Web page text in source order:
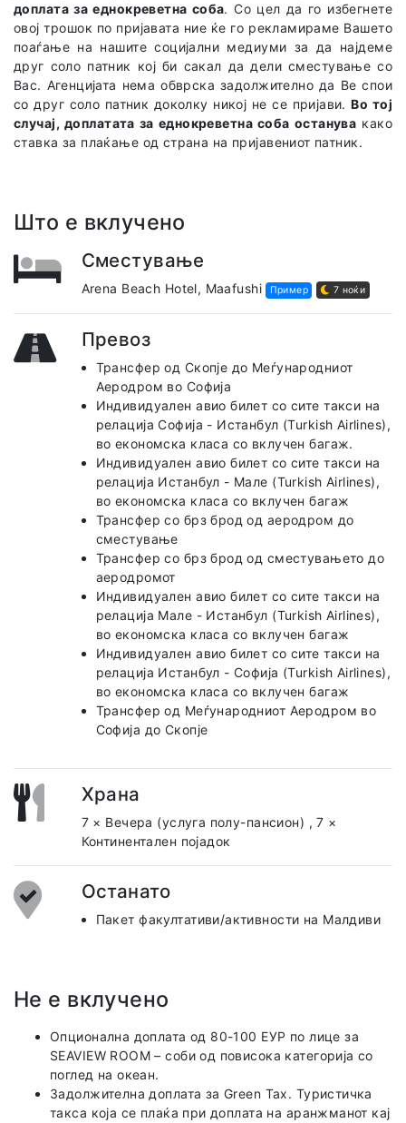
доплата за еднокреветна соба. Со цел да го избегнете
овој трошок по пријавата ние ќе го рекламираме Вашето
поаѓање на нашите социјални медиуми за да најдеме
друг соло патник кој би сакал да дели сместување со
Вас. Агенцијата нема обврска задолжително да Ве спои
со друг соло патник доколку никој не се пријави.Во тој
случај, доплатата за еднокреветна соба останува како
ставка за плаќање од страна на пријавениот патник.
Што е вклучено
Сместување
Arena Beach Hotel, Maafushi Пример 7 ноќи
Превоз
Трансфер од Скопје до Меѓународниот
Аеродром во Софија
Индивидуален авио билет со сите такси на
релација Софија - Истанбул (Turkish Airlines),
во економска класа со вклучен багаж.
Индивидуален авио билет со сите такси на
релација Истанбул - Мале (Turkish Airlines),
во економска класа со вклучен багаж
Трансфер со брз брод од аеродром до
сместување
Трансфер со брз брод од сместувањето до
аеродромот
Индивидуален авио билет со сите такси на
релација Мале - Истанбул (Turkish Airlines),
во економска класа со вклучен багаж
Индивидуален авио билет со сите такси на
релација Истанбул - Софија (Turkish Airlines),
во економска класа со вклучен багаж
Трансфер од Меѓународниот Аеродром во
Софија до Скопје
Храна
7 × Вечера (услуга полу-пансион) ,7 ×
Континентален појадок
Останато
Пакет факултативи/активности на Малдиви
Не е вклучено
Опционална доплата од 80-100 ЕУР по лице за
SEAVIEW ROOM – соби од повисока категорија со
поглед на океан.
Задолжителна доплата за Green Tax. Туристичка
такса која се плаќа при доплата на аранжманот кај